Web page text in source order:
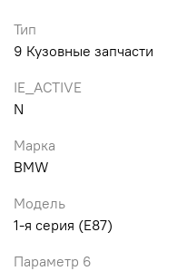
Тип
9 Кузовные запчасти
IE_ACTIVE
N
Марка
BMW
Модель
1-я серия (E87)
Параметр 6